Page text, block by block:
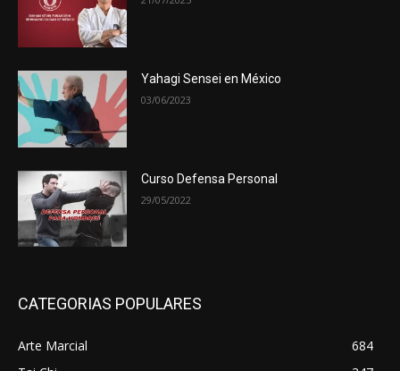
Yahagi Sensei en México
03/06/2023
Curso Defensa Personal
29/05/2022
CATEGORIAS POPULARES
Arte Marcial
684